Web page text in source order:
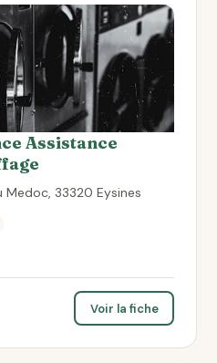
Assistance
Medoc, 33320 Eysines
Voir la fiche